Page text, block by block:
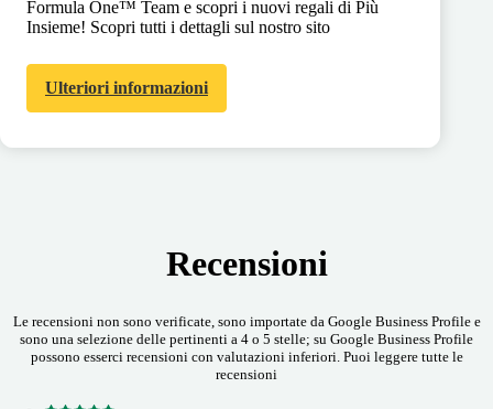
Formula One™ Team e scopri i nuovi regali di Più
Insieme! Scopri tutti i dettagli sul nostro sito
Ulteriori informazioni
Recensioni
Le recensioni non sono verificate, sono importate da Google Business Profile e
sono una selezione delle pertinenti a 4 o 5 stelle; su Google Business Profile
possono esserci recensioni con valutazioni inferiori. Puoi leggere tutte le
recensioni